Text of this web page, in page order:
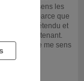
et que je sens les
frustre parce que
détendu et
avec maintenant.
seule, je me sens